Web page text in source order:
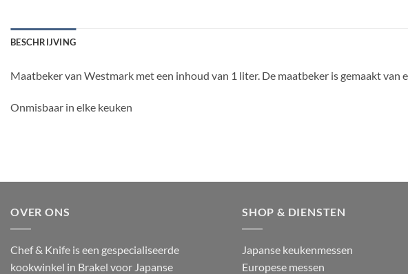
BESCHRIJVING
Maatbeker van Westmark met een inhoud van 1 liter. De maatbeker is gemaakt
Onmisbaar in elke keuken
OVER ONS
Chef & Knife is een gespecialiseerde
kookwinkel in Brakel voor Japanse
SHOP & DIENSTEN
Japanse keukenmessen
Europese messen